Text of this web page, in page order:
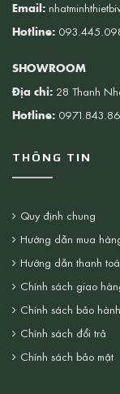
Email:
Hotline:
SHOWROOM
Địa chỉ: 28 Thanh
Hotline:
THÔNG TIN
Quy định chung
Hướng dẫn mua
Hướng dẫn thanh
Chính sách giao
Chính sách bảo hành
Chính sách đổi trả
Chính sách bảo mật